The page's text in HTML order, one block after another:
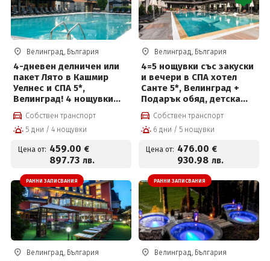
Велинград, България
4-дневен делничен или
пакет Лято в Кашмир
Уелнес и СПА 5*,
Велинград! 4 нощувки
със закуски, премиум
вечери и ползване на
СПА център
Собствен транспорт
5 дни / 4 нощувки
Цена от: 459.00 €
897.73 лв.
Велинград, България
4=5 нощувки със закуски
и вечери в СПА хотел
Санте 5*, Велинград +
Подарък обяд, детска
анимация, външен
басейн и СПА център на
цени от 476€ на човек и
Безплатно за дете до 10г
Собствен транспорт
6 дни / 5 нощувки
Цена от: 476.00 €
930.98 лв.
РАННИ ЗАПИСВАНИЯ
Велинград, България
РАННИ ЗАПИСВАНИЯ
Велинград, България